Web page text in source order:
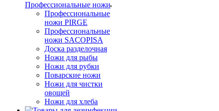
Профессиональные ножи
Профессиональные
ножи PIRGE
Профессиональные
ножи SACOPISA
Доска разделочная
Ножи для рыбы
Ножи для рубки
Поварские ножи
Ножи для чистки
овощей
Ножи для хлеба